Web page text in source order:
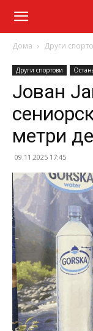
Дома Други
Други спортови
Јован
метри
09.11.2025 17:45